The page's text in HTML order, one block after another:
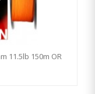
11.5lb 150m OR